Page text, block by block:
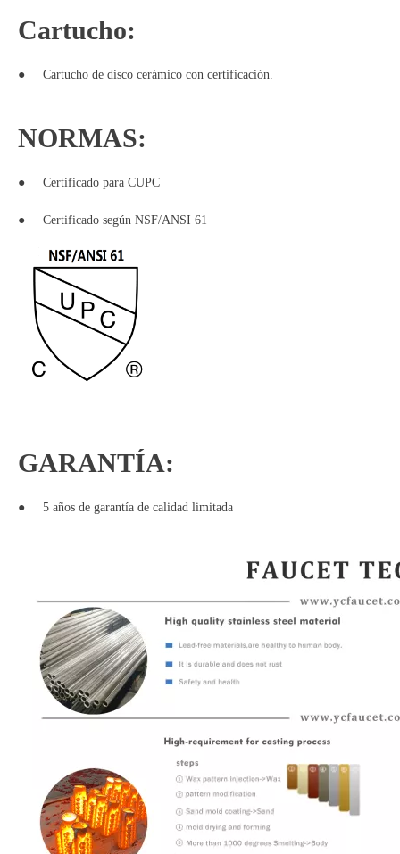
Cartucho:
● Cartucho de disco cerámico con certificación.
NORMAS:
● Certificado para CUPC
● Certificado según NSF/ANSI 61
GARANTÍA:
● 5 años de garantía de calidad limitada